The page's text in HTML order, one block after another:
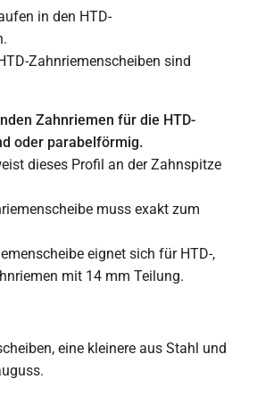
in den HTD-
Zahnriemenscheiben sind
Zahnriemen für die HTD-
oder parabelförmig.
dieses Profil an der Zahnspitze
muss exakt zum
eignet sich für HTD-,
mit 14 mm Teilung.